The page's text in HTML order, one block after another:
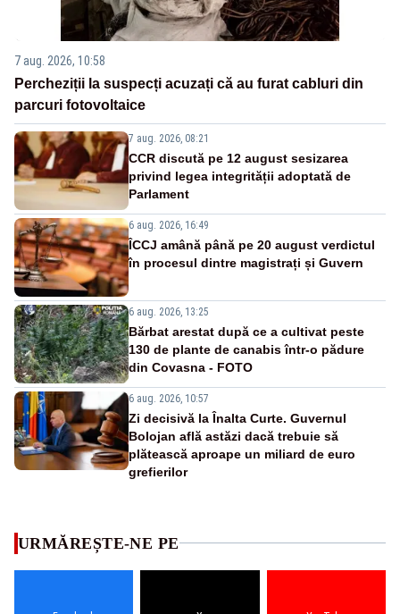
7 aug. 2026, 10:58
Percheziții la suspecți acuzați că au furat cabluri din
parcuri fotovoltaice
7 aug. 2026, 08:21
CCR discută pe 12 august sesizarea
privind legea integrității adoptată de
Parlament
6 aug. 2026, 16:49
ÎCCJ amână până pe 20 august verdictul
în procesul dintre magistrați și Guvern
6 aug. 2026, 13:25
Bărbat arestat după ce a cultivat peste
130 de plante de canabis într-o pădure
din Covasna - FOTO
6 aug. 2026, 10:57
Zi decisivă la Înalta Curte. Guvernul
Bolojan află astăzi dacă trebuie să
plătească aproape un miliard de euro
grefierilor
URMĂREȘTE-NE PE